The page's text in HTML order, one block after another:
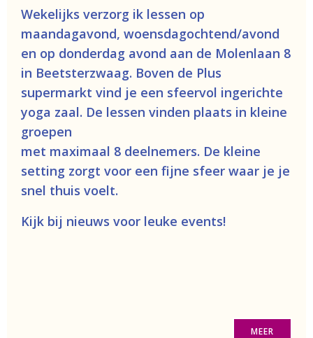
Wekelijks verzorg ik lessen op
maandagavond, woensdagochtend/avond
en op donderdag avond aan de Molenlaan 8
in Beetsterzwaag. Boven de Plus
supermarkt vind je een sfeervol ingerichte
yoga zaal. De lessen vinden plaats in kleine
groepen
met maximaal 8 deelnemers. De kleine
setting zorgt voor een fijne sfeer waar je je
snel thuis voelt.
Kijk bij nieuws voor leuke events!
MEER